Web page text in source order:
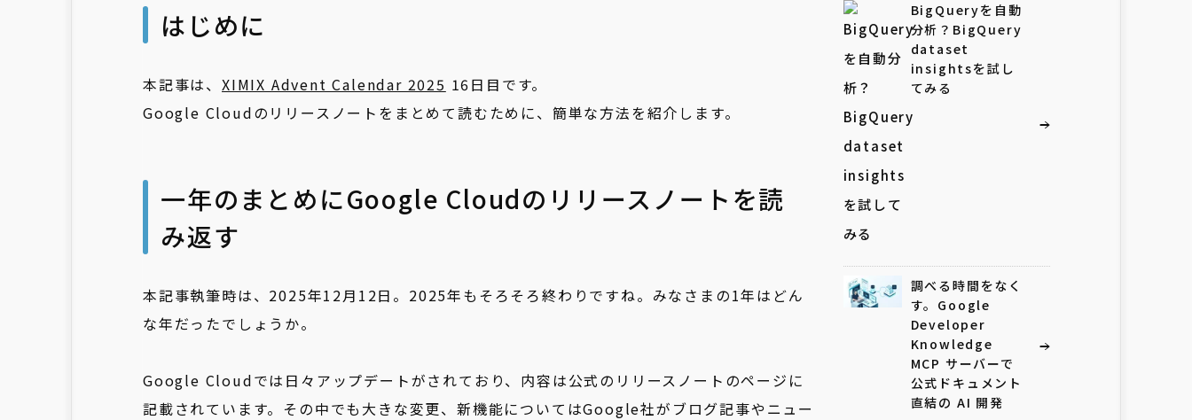
はじめに
本記事は、 XIMIX Advent Calendar 2025 16日目です。
Google Cloudのリリースノートをまとめて読むために、簡単な方法を紹介します。
一年のまとめにGoogle Cloudのリリースノートを読
み返す
本記事執筆時は、2025年12月12日。2025年もそろそろ終わりですね。みなさまの1年はどん
な年だったでしょうか。
Google Cloudでは日々アップデートがされており、内容は公式のリリースノートのページに
記載されています。その中でも大きな変更、新機能についてはGoogle社がブログ記事やニュー
BigQueryを自動
分析？BigQuery
dataset
insightsを試し
てみる
調べる時間をなく
す。Google
Developer
Knowledge
MCP サーバーで
公式ドキュメント
直結の AI 開発